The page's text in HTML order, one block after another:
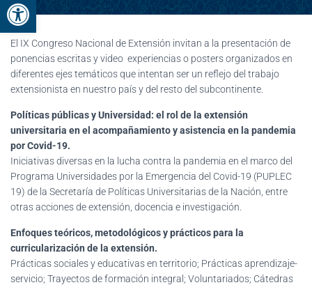
El IX Congreso Nacional de Extensión invitan a la presentación de
ponencias escritas y video experiencias o posters organizados en
diferentes ejes temáticos que intentan ser un reflejo del trabajo
extensionista en nuestro país y del resto del subcontinente.
Políticas públicas y Universidad: el rol de la extensión
universitaria en el acompañamiento y asistencia en la pandemia
por Covid-19.
Iniciativas diversas en la lucha contra la pandemia en el marco del
Programa Universidades por la Emergencia del Covid-19 (PUPLEC
19) de la Secretaría de Políticas Universitarias de la Nación, entre
otras acciones de extensión, docencia e investigación.
Enfoques teóricos, metodológicos y prácticos para la
curricularización de la extensión.
Prácticas sociales y educativas en territorio; Prácticas aprendizaje-
servicio; Trayectos de formación integral; Voluntariados; Cátedras